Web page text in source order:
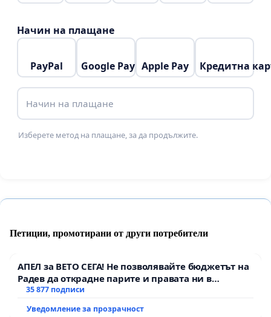
Начин на плащане
PayPal Google Pay Apple Pay Кредитна
Начин на плащане
Изберете метод на плащане, за да продължите.
Петиции, промотирани от други потребители
АПЕЛ за ВЕТО СЕГА! Не позволявайте бюджетът на
Радев да открадне парите и правата ни в
тъмното
35 877 подписи
Уведомление за прозрачност